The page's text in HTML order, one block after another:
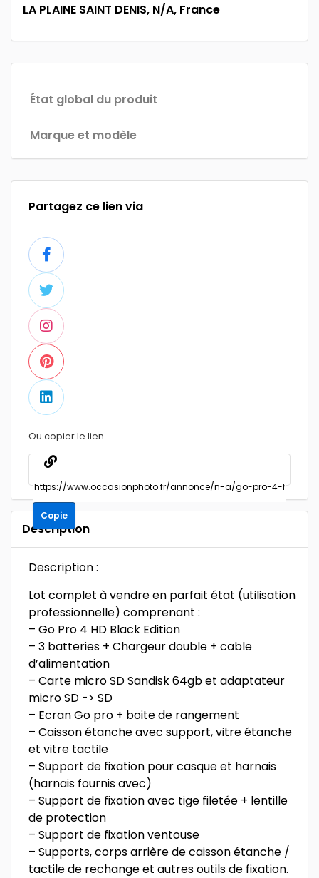
LA PLAINE SAINT DENIS, N/A, France
État global du produit
Marque et modèle
Partagez ce lien via
Ou copier le lien
Copie
Description
Description :
Lot complet à vendre en parfait état (utilisation
professionnelle) comprenant :
– Go Pro 4 HD Black Edition
– 3 batteries + Chargeur double + cable
d’alimentation
– Carte micro SD Sandisk 64gb et adaptateur
micro SD -> SD
– Ecran Go pro + boite de rangement
– Caisson étanche avec support, vitre étanche
et vitre tactile
– Support de fixation pour casque et harnais
(harnais fournis avec)
– Support de fixation avec tige filetée + lentille
de protection
– Support de fixation ventouse
– Supports, corps arrière de caisson étanche /
tactile de rechange et autres outils de fixation.